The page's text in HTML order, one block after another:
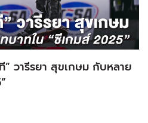
วารีรยา สุขเกษม กับหลาย